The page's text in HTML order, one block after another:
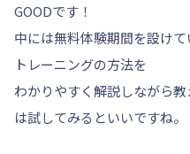
GOODです！
中には無料体験期間を設け
トレーニングの方法を
わかりやすく解説しながら
は試してみるといいですね。